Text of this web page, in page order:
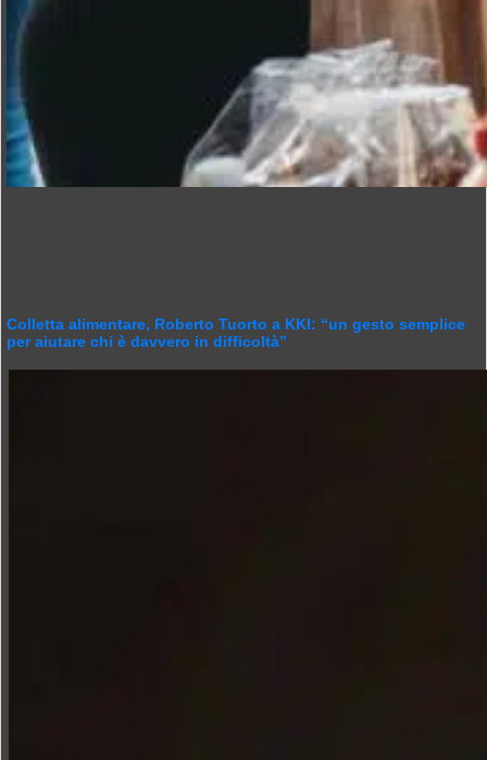
Colletta alimentare, Roberto Tuorto a KKI: “un gesto semplice
per aiutare chi è davvero in difficoltà”